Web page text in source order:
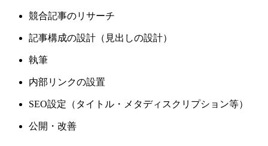
競合記事のリサーチ
記事構成の設計（見出しの設計）
執筆
内部リンクの設置
SEO設定（タイトル・メタディスクリプション等）
公開・改善